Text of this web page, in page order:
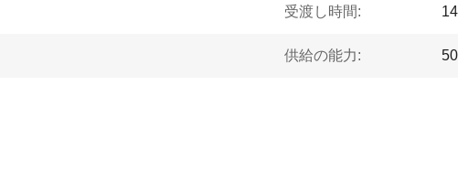
受渡し時間:
供給の能力: